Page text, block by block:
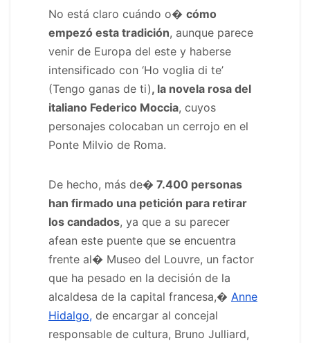
No está claro cuándo o� cómo
empezó esta tradición, aunque parece
venir de Europa del este y haberse
intensificado con ‘Ho voglia di te’
(Tengo ganas de ti), la novela rosa del
italiano Federico Moccia, cuyos
personajes colocaban un cerrojo en el
Ponte Milvio de Roma.
De hecho, más de� 7.400 personas
han firmado una petición para retirar
los candados, ya que a su parecer
afean este puente que se encuentra
frente al� Museo del Louvre, un factor
que ha pesado en la decisión de la
alcaldesa de la capital francesa,� Anne
Hidalgo, de encargar al concejal
responsable de cultura, Bruno Julliard,